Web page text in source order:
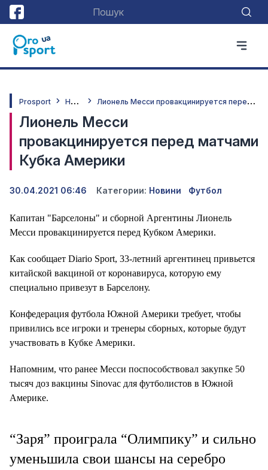
Prosport Н
овини Л
ионель Месси провакцинируется перед матчами Кубка Америки
Лионель Месси
провакцинируется перед матчами
Кубка Америки
30.04.2021 06:46 Категории: Новини Футбол
Капитан "Барселоны" и сборной Аргентины Лионель
Месси провакцинируется перед Кубком Америки.
Как сообщает Diario Sport, 33-летний аргентинец привьется
китайской вакциной от коронавируса, которую ему
специально привезут в Барселону.
Конфедерация футбола Южной Америки требует, чтобы
привились все игроки и тренеры сборных, которые будут
участвовать в Кубке Америки.
Напомним, что ранее Месси поспособствовал закупке 50
тысяч доз вакцины Sinovac для футболистов в Южной
Америке.
“Заря” проиграла “Олимпику” и сильно
уменьшила свои шансы на серебро